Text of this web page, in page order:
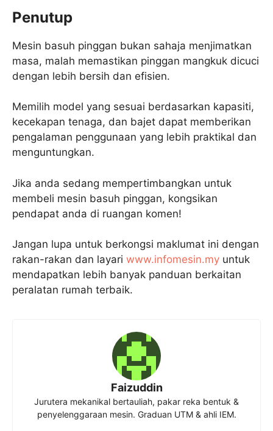
Penutup
Mesin basuh pinggan bukan sahaja menjimatkan
masa, malah memastikan pinggan mangkuk dicuci
dengan lebih bersih dan efisien.
Memilih model yang sesuai berdasarkan kapasiti,
kecekapan tenaga, dan bajet dapat memberikan
pengalaman penggunaan yang lebih praktikal dan
menguntungkan.
Jika anda sedang mempertimbangkan untuk
membeli mesin basuh pinggan, kongsikan
pendapat anda di ruangan komen!
Jangan lupa untuk berkongsi maklumat ini dengan
rakan-rakan dan layari www.infomesin.my untuk
mendapatkan lebih banyak panduan berkaitan
peralatan rumah terbaik.
Faizuddin
Jurutera mekanikal bertauliah, pakar reka bentuk &
penyelenggaraan mesin. Graduan UTM & ahli IEM.